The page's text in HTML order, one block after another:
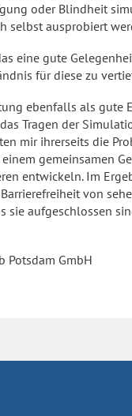
oder Blindheit
selbst ausprobiert
eine gute
für diese zu
ebenfalls als gute
Tragen der
mir ihrerseits die
gemeinsamen
entwickeln. Im
von
sie aufgeschlossen
Potsdam GmbH